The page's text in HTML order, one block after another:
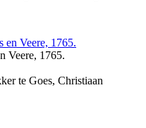
Veere, 1765.
te Goes, Christiaan